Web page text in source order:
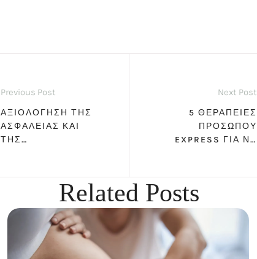
Previous Post
ΑΞΙΟΛΌΓΗΣΗ ΤΗΣ
ΑΣΦΆΛΕΙΑΣ ΚΑΙ
ΤΗΣ
ΑΠΟΤΡΊΧΩΣΗΣ ΜΕ
ΑΛΕΞΑΝΔΡΊΤΗ
(ΣΤΑ 755NM)
Next Post
5 ΘΕΡΑΠΕΊΕΣ
ΠΡΟΣΏΠΟΥ
EXPRESS ΓΙΑ ΝΑ
Related Posts